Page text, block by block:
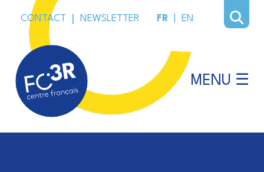
CONTACT NEWSLETTER FR EN
MENU ☰